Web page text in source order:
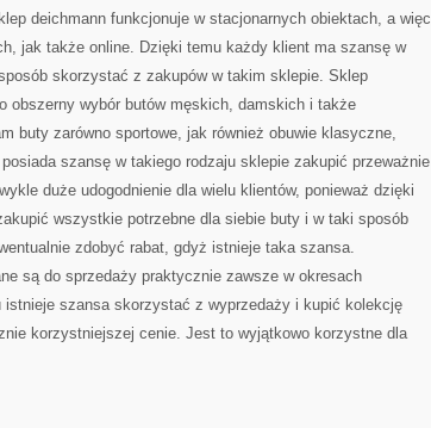
deichmann funkcjonuje w stacjonarnych obiektach, a więc
jak także online. Dzięki temu każdy klient ma szansę w
skorzystać z zakupów w takim sklepie. Sklep
obszerny wybór butów męskich, damskich i także
buty zarówno sportowe, jak również obuwie klasyczne,
szansę w takiego rodzaju sklepie zakupić przeważnie
duże udogodnienie dla wielu klientów, ponieważ dzięki
wszystkie potrzebne dla siebie buty i w taki sposób
zdobyć rabat, gdyż istnieje taka szansa.
są do sprzedaży praktycznie zawsze w okresach
szansa skorzystać z wyprzedaży i kupić kolekcję
korzystniejszej cenie. Jest to wyjątkowo korzystne dla